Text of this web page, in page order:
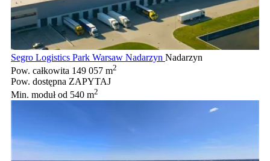
Segro Logistics Park Warsaw Nadarzyn Nadarzyn
Pow. całkowita 149 057 m2
Pow. dostępna ZAPYTAJ
Min. modułod 540 m2